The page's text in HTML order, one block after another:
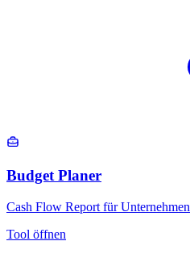
Budget Planer
Cash Flow Report für Unternehmen
Tool öffnen